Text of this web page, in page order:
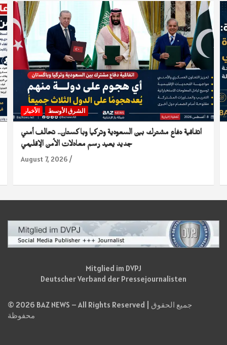
الأخبار الشرق الأوسط
اتفاقية دفاع مشترك بين السعودية وتركيا وباكستان.. تحالف أمني
جديد يعيد رسم معادلات الأمن الإقليمي
August 7, 2026
Mitglied im DVPJ
Deutscher Verband der Pressejournalisten
© 2026 BAZ NEWS – All Rights Reserved | جميع الحقوق
محفوظة